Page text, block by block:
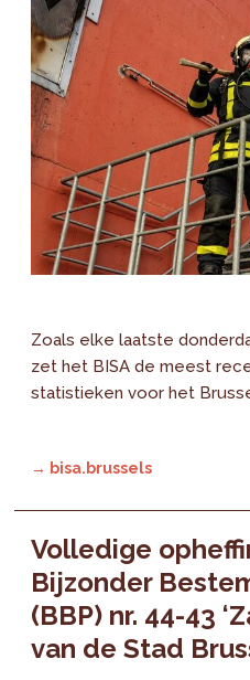
Zoals elke laatste
zet het BISA de meest
statistieken voor het
→ bisa.brussels
Volledige
Bijzonder
(BBP) nr. 44-43
van de Stad